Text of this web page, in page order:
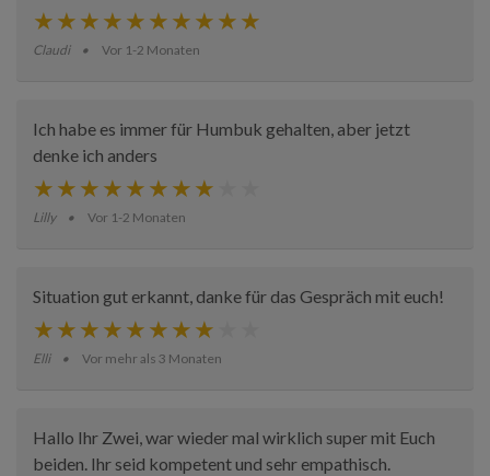
Claudi Vor 1-2 Monaten
Ich habe es immer für Humbuk gehalten, aber jetzt
denke ich anders
Lilly Vor 1-2 Monaten
Situation gut erkannt, danke für das Gespräch mit euch!
Elli Vor mehr als 3 Monaten
Hallo Ihr Zwei, war wieder mal wirklich super mit Euch
beiden. Ihr seid kompetent und sehr empathisch.